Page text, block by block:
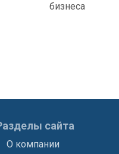
бизнеса
сайта
О компании